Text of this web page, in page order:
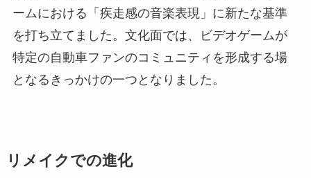
ームにおける「疾走感の音楽表現」に新たな基準
を打ち立てました。文化面では、ビデオゲームが
特定の自動車ファンのコミュニティを形成する場
となるきっかけの一つとなりました。
リメイクでの進化